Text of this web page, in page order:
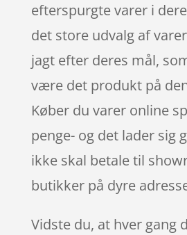
efterspurgte varer i
det store udvalg af
jagt efter deres mål,
være det produkt på
Køber du varer online
penge- og det lader sig
ikke skal betale til
butikker på dyre
Vidste du, at hver gang